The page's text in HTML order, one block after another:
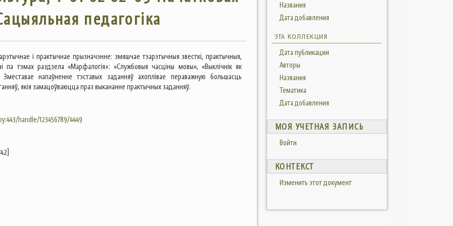
педагогіка
і практычнае прызначэнне: змяшчае тэарэтычныя звесткі, практычныя,
па тэмах раздзела «Марфалогія»: «Службовыя часціны мовы», «Выклічнік як
напаўненне тэставых заданняў ахоплівае пераважную большасць
якія замацоўваюцца праз выкананне практычных заданняў.
handle/123456789/4449
Названия
Дата добавления
ЭТА КОЛЛЕКЦИЯ
Дата публикации
Авторы
Названия
Тематика
Дата добавления
МОЯ УЧЕТНАЯ ЗАПИСЬ
Войти
КОНТЕКСТ
Изменить этот документ